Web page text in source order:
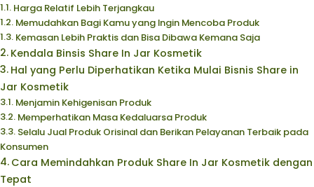
Harga Relatif Lebih Terjangkau
Memudahkan Bagi Kamu yang Ingin Mencoba Produk
Kemasan Lebih Praktis dan Bisa Dibawa Kemana Saja
Kendala Binsis Share In Jar Kosmetik
Hal yang Perlu Diperhatikan Ketika Mulai Bisnis Share in
Jar Kosmetik
Menjamin Kehigenisan Produk
Memperhatikan Masa Kedaluarsa Produk
Selalu Jual Produk Orisinal dan Berikan Pelayanan Terbaik pada
Konsumen
Cara Memindahkan Produk Share In Jar Kosmetik dengan
Tepat